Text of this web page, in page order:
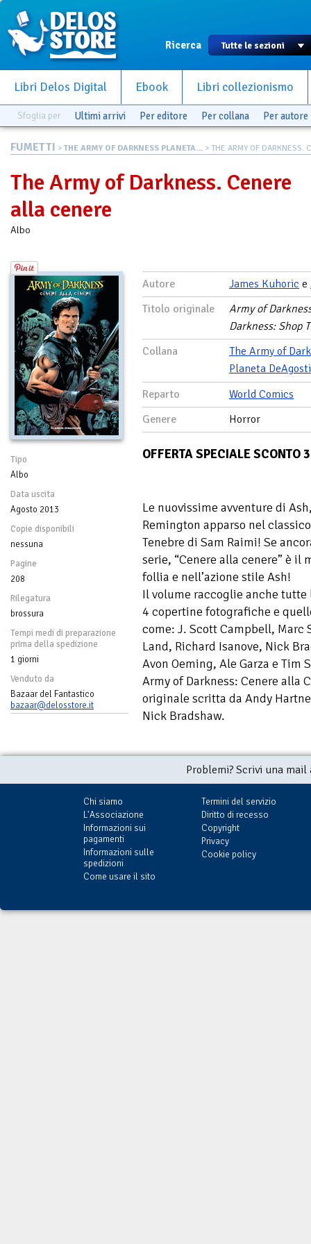
Ricerca
Libri Delos Digital Ebook Libri collezionismo
Sfoglia per Ultimi arrivi Per editore Per collana Per autore
FUMETTI > THE ARMY OF DARKNESS PLANETA... > THE ARMY OF DARKNESS.
The Army of Darkness. Cenere
alla cenere
Albo
Tipo
Albo
Data uscita
Agosto 2013
Copie disponibili
nessuna
Pagine
208
Rilegatura
brossura
Tempi medi di preparazione
prima della spedizione
1 giorni
Venduto da
Bazaar del Fantastico
bazaar@delosstore.it
Autore James Kuhoric e
Titolo originale
Army of
Darkness: Shop
Collana
The Army of
Planeta
Reparto
World Comics
Genere
Horror
OFFERTA SPECIALE SCONTO
Le nuovissime avventure di
Remington apparso nel
Tenebre di Sam Raimi! Se
serie, “Cenere alla cenere” è
follia e nell’azione stile Ash!
Il volume raccoglie anche
4 copertine fotografiche e
come: J. Scott Campbell, Marc
Land, Richard Isanove, Nick
Avon Oeming, Ale Garza e Tim
Army of Darkness: Cenere alla
originale scritta da Andy
Nick Bradshaw.
Problemi? Scrivi una
Chi siamo
L'Associazione
Informazioni sui
pagamenti
Informazioni sulle
spedizioni
Come usare il sito
Termini del servizio
Diritto di recesso
Copyright
Privacy
Cookie policy